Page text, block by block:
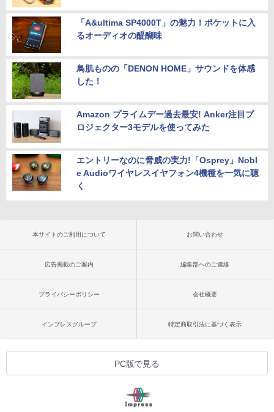
「A&ultima SP4000T」の魅力！ポケットに入
るオーディオの醍醐味
鳥肌ものの「DENON HOME」サウンドを体感
した！
Amazon プライムデー過去最安! Anker注目プ
ロジェクター3モデルを使ってみた
エントリーなのに脅威の実力!「Osprey」Nobl
e Audioワイヤレスイヤフォン4機種を一気に聴
く
本サイトのご利用について お問い合わせ
広告掲載のご案内 編集部へのご連絡
プライバシーポリシー 会社概要
インプレスグループ 特定商取引法に基づく表示
PC版で見る